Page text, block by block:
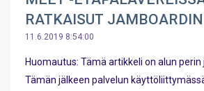
RATKAISUT
11.6.2019 8:54:00
Huomautus: Tämä artikkeli on alun perin
Tämän jälkeen palvelun